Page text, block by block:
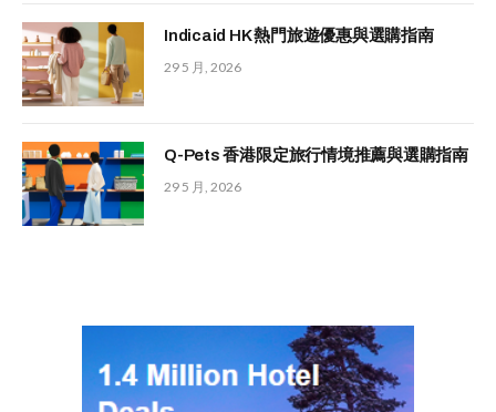
Indicaid HK 熱門旅遊優惠與選購指南
29 5 月, 2026
Q-Pets 香港限定旅行情境推薦與選購指南
29 5 月, 2026